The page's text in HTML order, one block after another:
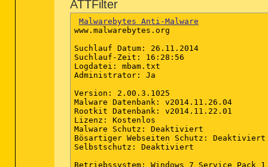
ATTFilter
Malwarebytes Anti-Malware
www.malwarebytes.org
Suchlauf Datum: 26.11.2014
Suchlauf-Zeit: 16:28:56
Logdatei: mbam.txt
Administrator: Ja
Version: 2.00.3.1025
Malware Datenbank: v2014.11.26.04
Rootkit Datenbank: v2014.11.22.01
Lizenz: Kostenlos
Malware Schutz: Deaktiviert
Bösartiger Webseiten Schutz: Deaktiviert
Selbstschutz: Deaktiviert
Betriebssystem: Windows 7 Service Pack 1